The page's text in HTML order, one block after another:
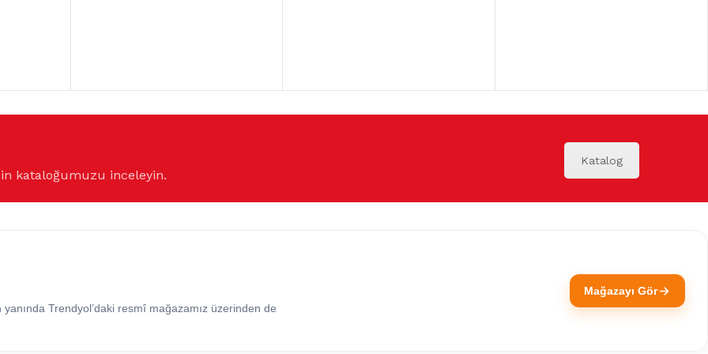
kataloğumuzu inceleyin.
Katalog
Trendyol’daki resmî mağazamız üzerinden de
Mağazayı Gör